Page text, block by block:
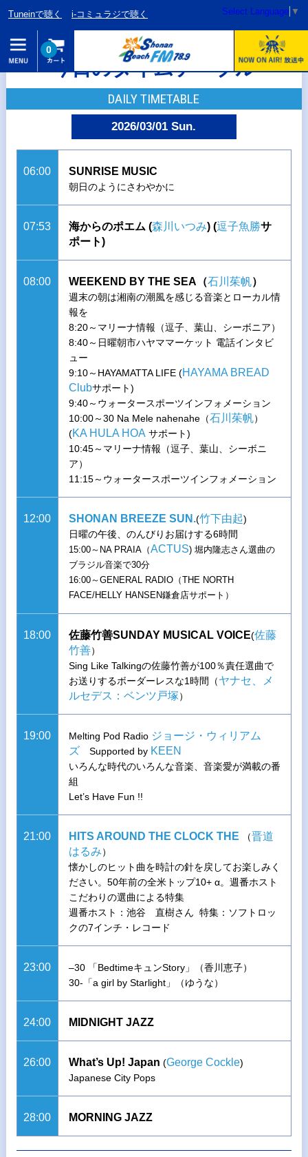
Tuneinで聴く i-コミュラジで聴く Select Language ▼
0
今日のタイムテーブル
DAILY TIMETABLE
2026/03/01 Sun.
06:00 SUNRISE MUSIC
朝日のようにさわやかに
07:53 海からのポエム (森川いつみ) (逗子魚勝サ
ポート)
08:00 WEEKEND BY THE SEA（石川茱帆）
週末の朝は湘南の潮風を感じる音楽とローカル情
報を
8:20～マリーナ情報（逗子、葉山、シーボニア）
8:40～日曜朝市ハヤママーケット 電話インタビ
ュー
9:10～HAYAMATTA LIFE (HAYAMA BREAD
Clubサポート)
9:40～ウォータースポーツインフォメーション
10:00～30 Na Mele nahenahe（石川茱帆）
(KA HULA HOA サポート)
10:45～マリーナ情報（逗子、葉山、シーボニ
ア）
11:15～ウォータースポーツインフォメーション
12:00 SHONAN BREEZE SUN.(竹下由起)
日曜の午後、のんびりお届けする6時間
15:00～NA PRAIA（ACTUS) 堀内隆志さん選曲の
ブラジル音楽で30分
16:00～GENERAL RADIO（THE NORTH
FACE/HELLY HANSEN鎌倉店サポート）
18:00 佐藤竹善SUNDAY MUSICAL VOICE(佐藤
竹善）
Sing Like Talkingの佐藤竹善が100％責任選曲で
お送りするボーダーレスな1時間（ヤナセ、メ
ルセデス：ベンツ戸塚）
19:00 Melting Pod Radio ジョージ・ウィリアム
ズ Supported by KEEN
いろんな時代のいろんな音楽、音楽愛が満載の番
組
Let’s Have Fun !!
21:00 HITS AROUND THE CLOCK THE （晋道
はるみ）
懐かしのヒット曲を時計の針を戻してお楽しみく
ださい。50年前の全米トップ10+ α。週番ホスト
こだわりの選曲による特集
週番ホスト：池谷 直樹さん 特集：ソフトロッ
クの7インチ・レコード
23:00
–30 「BedtimeキュンStory」（香川恵子）
30-「a girl by Starlight」（ゆうな）
24:00 MIDNIGHT JAZZ
26:00 What’s Up! Japan (George Cockle)
Japanese City Pops
28:00 MORNING JAZZ